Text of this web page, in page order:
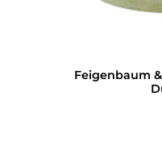
Feigenbaum